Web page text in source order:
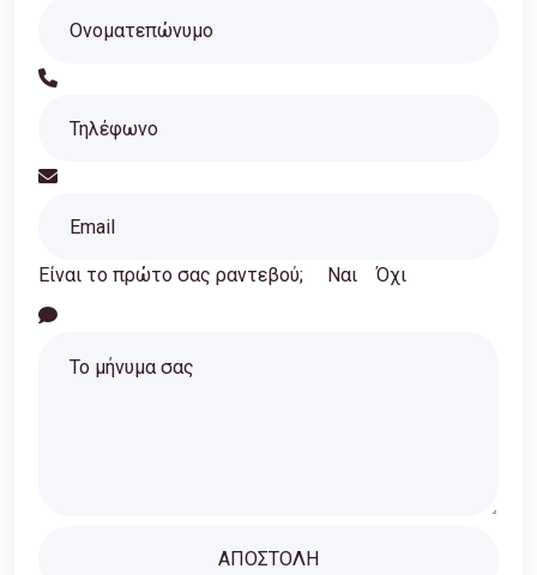
Είναι το πρώτο σας ραντεβού; Ναι Όχι